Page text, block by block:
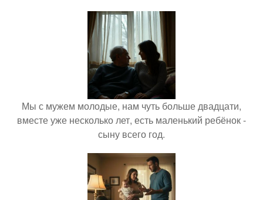
Мы с мужем молодые, нам чуть больше двадцати,
вместе уже несколько лет, есть маленький ребёнок -
сыну всего год.